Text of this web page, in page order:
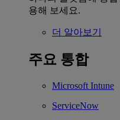
용해 보세요.
더 알아보기
주요 통합
Microsoft Intune
ServiceNow